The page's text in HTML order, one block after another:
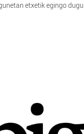
etxetik egingo